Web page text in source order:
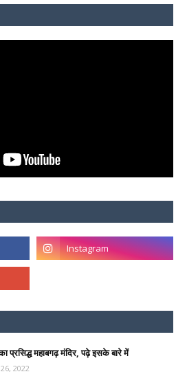
प्रसिद्ध महाबगढ़ मंदिर, पढ़े इसके बारे में
2022